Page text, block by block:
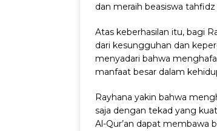
dan meraih beasiswa
Atas keberhasilan itu, bagi
dari kesungguhan dan
menyadari bahwa
manfaat besar dalam
Rayhana yakin bahwa
saja dengan tekad yang
Al-Qur’an dapat membawa